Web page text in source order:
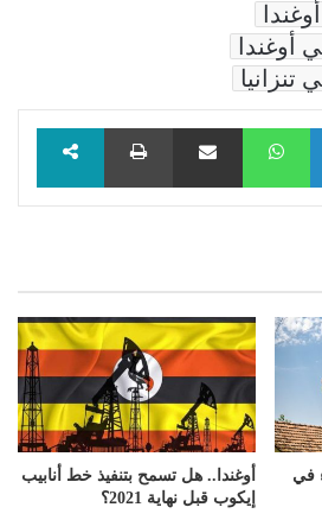
LinkedIn
WhatsAppمشاركة عبر البريد طباعة
في
أوغندا.. هل تسمح بتنفيذ خط أنابيب
إيكوب قبل نهاية 2021؟